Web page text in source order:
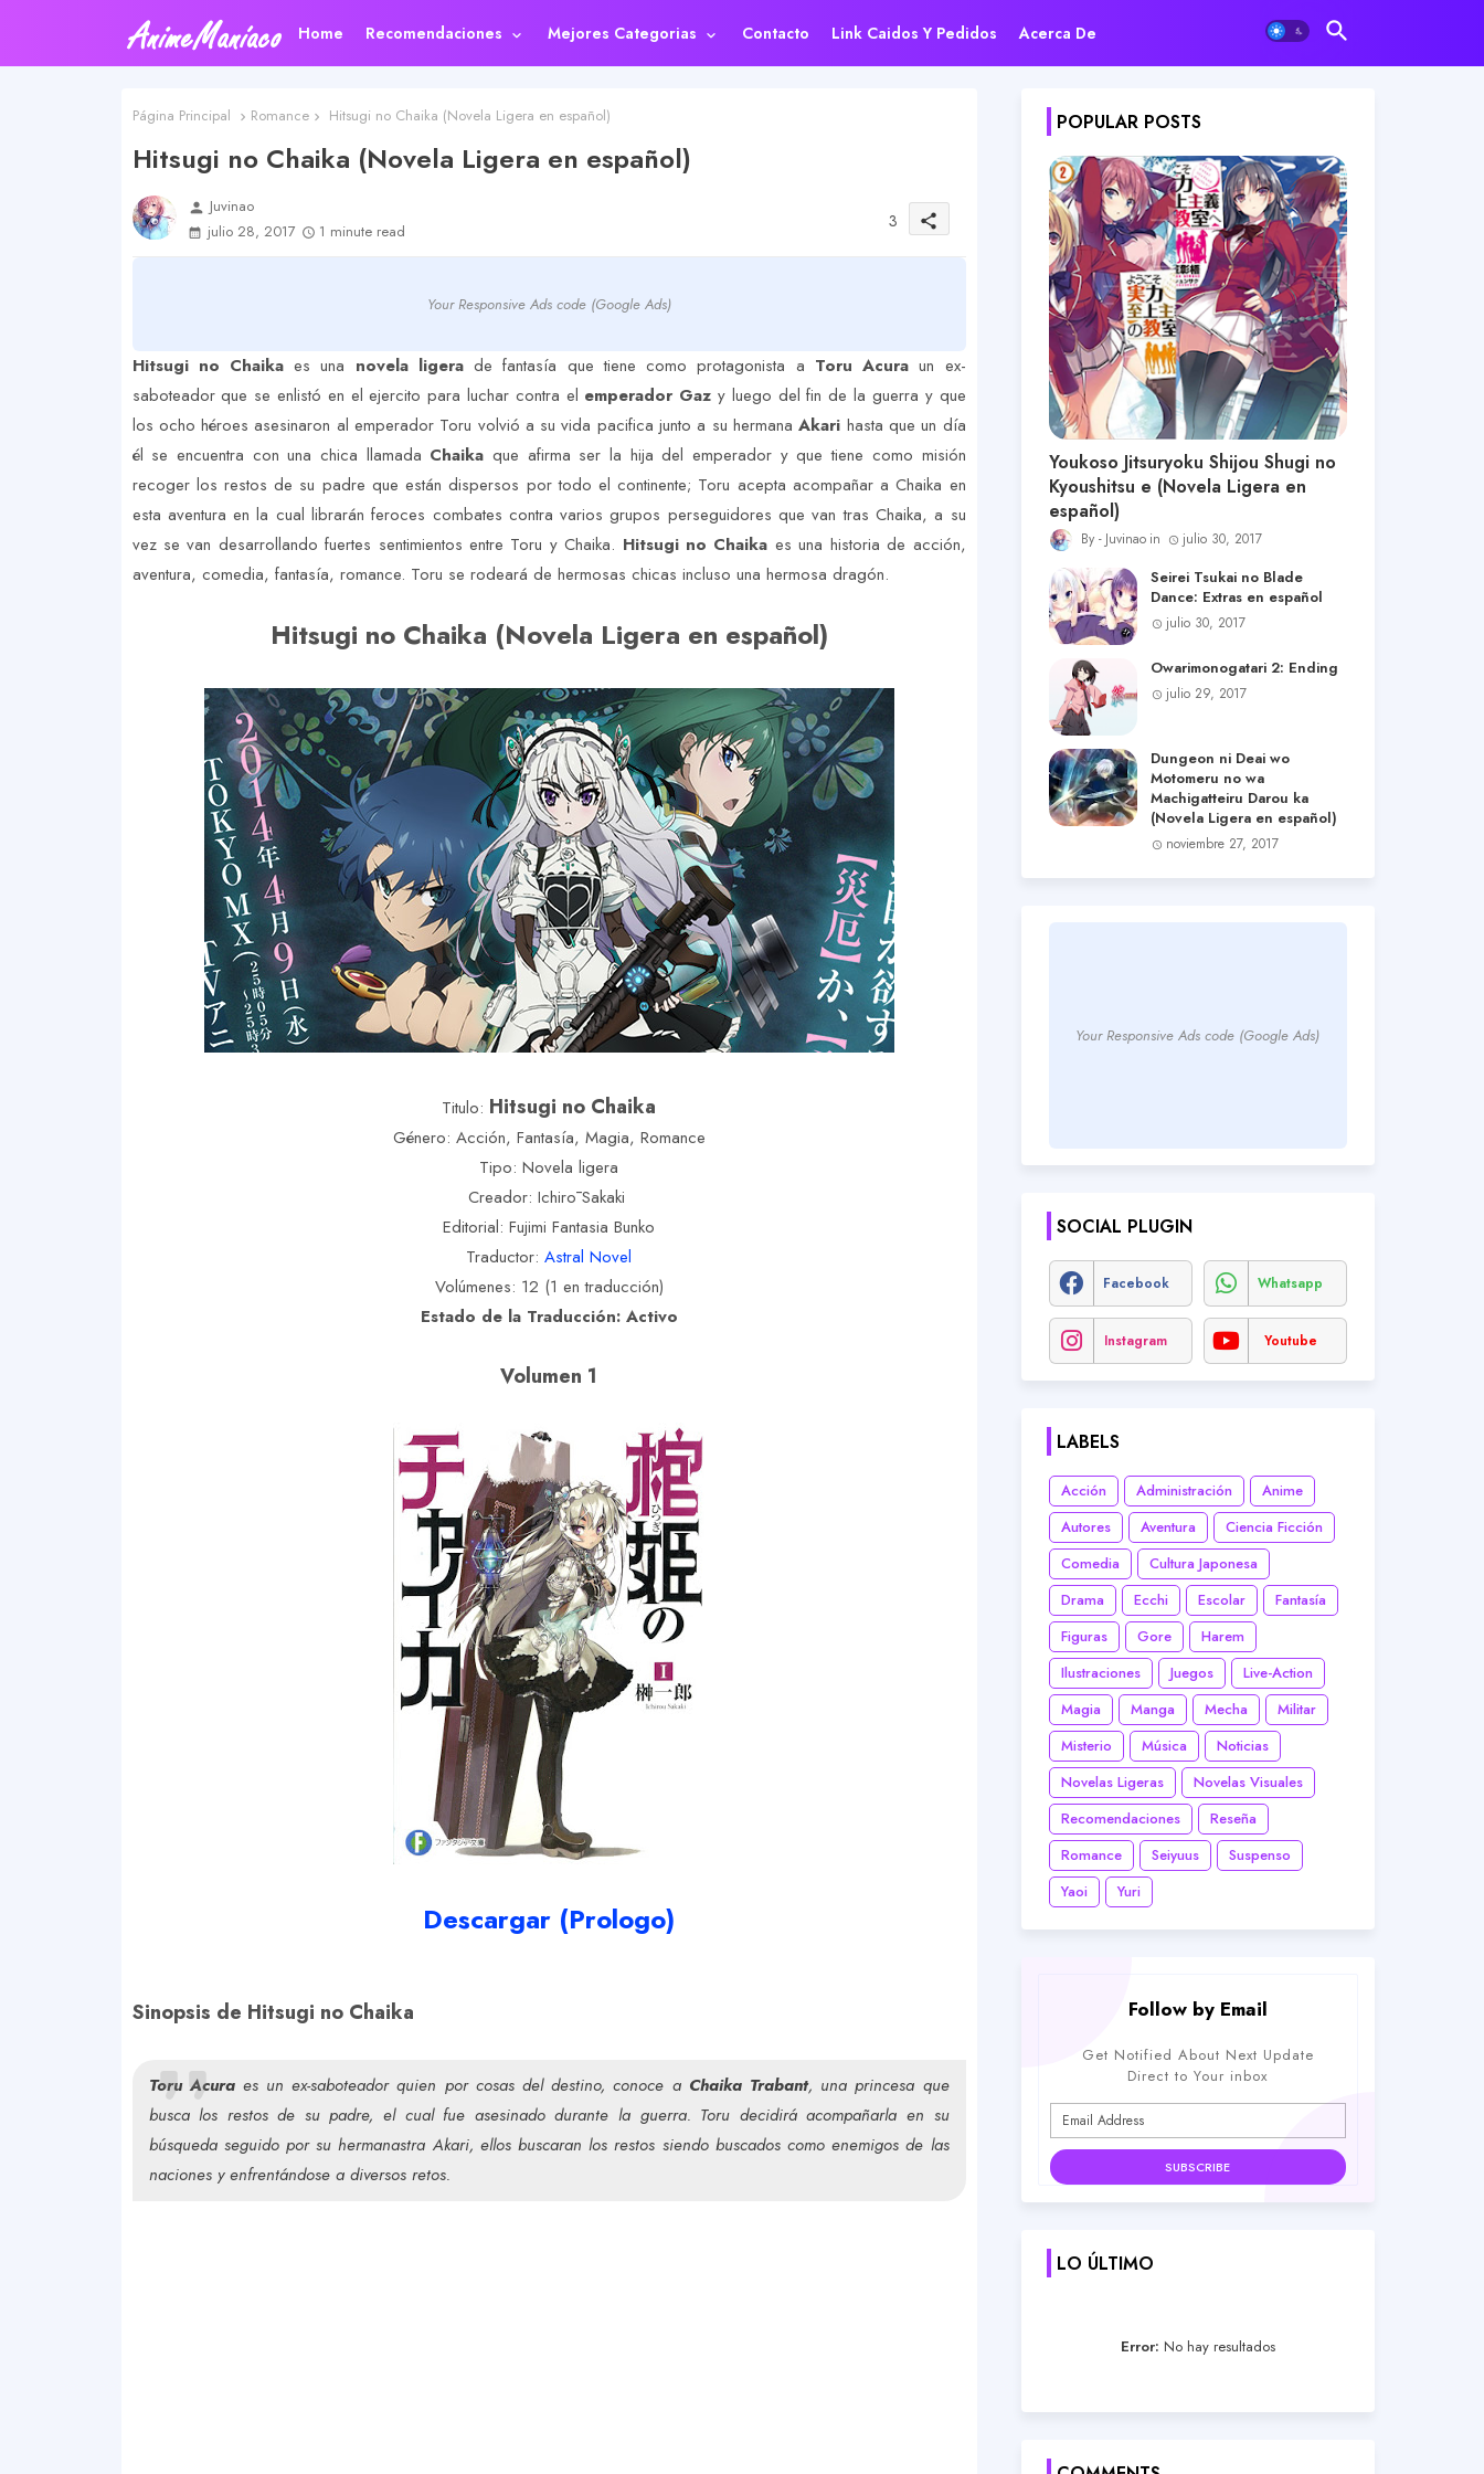
Home Recomendaciones Mejores Categorias Contacto Link Caidos Y Pedidos Acerca De
Página Principal Romance Hitsugi no Chaika (Novela Ligera en español)
Hitsugi no Chaika (Novela Ligera en español)
person Juvinao
julio 28, 2017
1 minute read 3 share
Your Responsive Ads code (Google Ads)
Hitsugi no Chaikaes una novela ligerade fantasía que tiene como protagonista a Toru Acura un ex-
saboteador que se enlistó en el ejercito para luchar contra el emperador Gazy luego del fin de la guerra y que
los ocho héroes asesinaron al emperador Toru volvió a su vida pacifica junto a su hermanaAkari hasta que un día
él se encuentra con una chica llamada Chaika que afirma ser la hija del emperador y que tiene como misión
recoger los restos de su padre que están dispersos por todo el continente; Toru acepta acompañar a Chaika en
esta aventura en la cual librarán feroces combates contra varios grupos perseguidores que van tras Chaika, a su
vez se van desarrollando fuertes sentimientos entre Toru y Chaika. Hitsugi no Chaika es una historia de acción,
aventura, comedia, fantasía, romance. Toru se rodeará de hermosas chicas incluso una hermosa dragón.
Hitsugi no Chaika (Novela Ligera en español)
Titulo: Hitsugi no Chaika
Género: Acción, Fantasía, Magia, Romance
Tipo: Novela ligera
Creador: Ichirō Sakaki
Editorial: Fujimi Fantasia Bunko
Traductor: Astral Novel
Volúmenes: 12 (1 en traducción)
Estado de la Traducción: Activo
Volumen 1
Descargar (Prologo)
Sinopsis de Hitsugi no Chaika
Toru Acuraes un ex-saboteador quien por cosas del destino, conoce a Chaika Trabant, una princesa que
busca los restos de su padre, el cual fue asesinado durante la guerra. Toru decidirá acompañarla en su
búsqueda seguido por su hermanastra Akari, ellos buscaran los restos siendo buscados como enemigos de las
naciones y enfrentándose a diversos retos.
POPULAR POSTS
Youkoso Jitsuryoku Shijou Shugi no
Kyoushitsu e (Novela Ligera en
español)
Juvinao julio 30, 2017
Seirei Tsukai no Blade
Dance: Extras en español
julio 30, 2017
Owarimonogatari 2: Ending
julio 29, 2017
Dungeon ni Deai wo
Motomeru no wa
Machigatteiru Darou ka
(Novela Ligera en español)
noviembre 27, 2017
Your Responsive Ads code (Google Ads)
SOCIAL PLUGIN
Facebook Whatsapp
Instagram Youtube
LABELS
Acción Administración
Anime
Autores
Aventura
Ciencia Ficción
Comedia
Cultura Japonesa
Drama
Ecchi Escolar
Fantasía
Figuras
Gore
Harem
Ilustraciones
Juegos
Live-Action
Magia
Manga Mecha
Militar
Misterio
Música
Noticias
Novelas Ligeras
Novelas Visuales
Recomendaciones
Reseña
Romance
Seiyuus
Suspenso
Yaoi
Yuri
Follow by Email
Get Notified About Next Update
Direct to Your inbox
LO ÚLTIMO
Error: No hay resultados